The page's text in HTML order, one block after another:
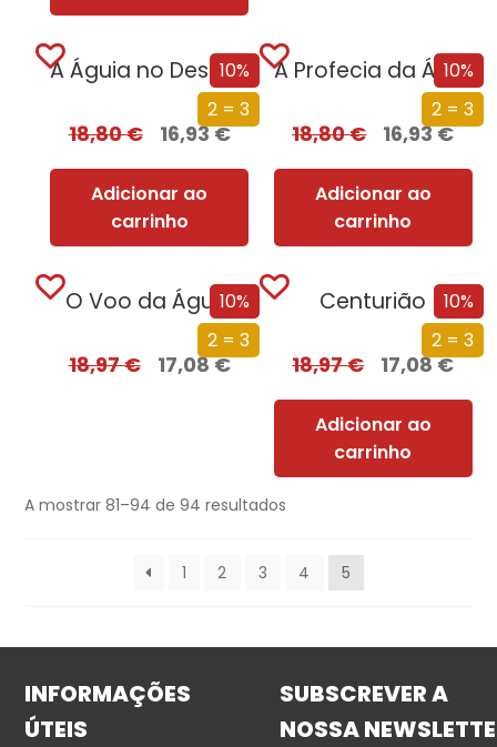
10%
2 = 3
A Águia no Deserto
18,80€ 16,93€
Adicionar ao
carrinho
10%
2 = 3
A Profecia da Águia
18,80€ 16,93€
Adicionar ao
carrinho
10%
2 = 3
O Voo da Águia
18,97€ 17,08€
10%
2 = 3
Centurião
18,97€ 17,08€
Adicionar ao
carrinho
A mostrar 81–94 de 94 resultados
1 2 3 4 5
INFORMAÇÕES
ÚTEIS
SUBSCREVER A
NOSSA